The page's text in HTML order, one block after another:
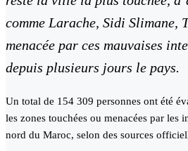
comme Larache, Sidi Slimane,
menacée par ces mauvaises
depuis plusieurs jours le pays.
Un total de 154 309 personnes ont été
les zones touchées ou menacées par les
nord du Maroc, selon des sources